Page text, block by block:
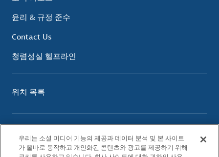
윤리 & 규정 준수
Contact Us
청렴성실 헬프라인
위치 목록
개인정보 보호 정책
쿠키 정책
우리는 소셜 미디어 기능의 제공과 데이터 분석 및 본 사이트
가 올바로 동작하고 개인화된 콘텐츠와 광고를 제공하기 위해